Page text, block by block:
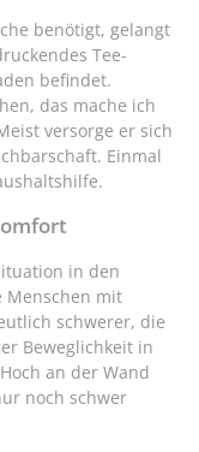
benötigt, gelangt
Tee-
befindet.
das mache ich
versorge er sich
Einmal
in den
Menschen mit
schwerer, die
Beweglichkeit in
an der Wand
noch schwer